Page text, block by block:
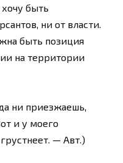
быть
ни от власти.
быть позиция
на территории
ни приезжаешь,
и у моего
— Авт.)